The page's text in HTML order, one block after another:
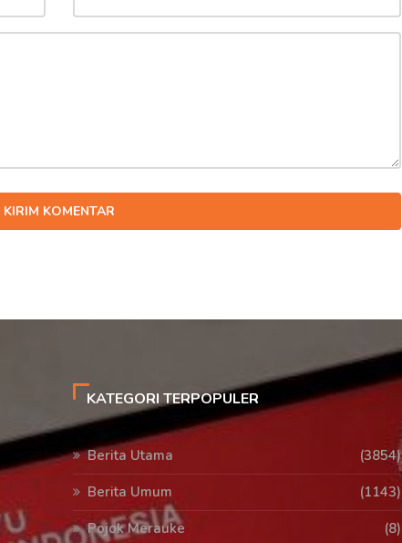
KIRIM KOMENTAR
KATEGORI TERPOPULER
Berita Utama
(3854)
Berita Umum
(1143)
Pojok Merauke
(8)